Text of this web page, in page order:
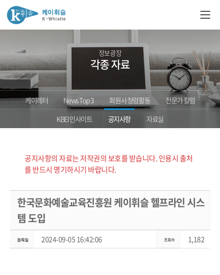
정보광장
각종 자료
케이레터 News Top 3 회원사 청렴활동
전문가 칼럼
KBEI 인사이트
공지사항 자료실
공지사항의 자료는 저작권의 보호를 받습니다. 인용시 출처
를 반드시 명기하시기 바랍니다.
한국문화예술교육진흥원 케이휘슬 헬프라인 시스
템 도입
2024-09-05 16:42:06 1,182